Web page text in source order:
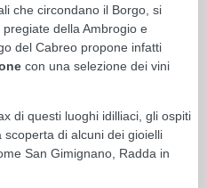
che circondano il Borgo, si
della Ambrogio e
del Cabreo propone infatti
con una selezione dei vini
di questi luoghi idilliaci, gli ospiti
di alcuni dei gioielli
San Gimignano, Radda in